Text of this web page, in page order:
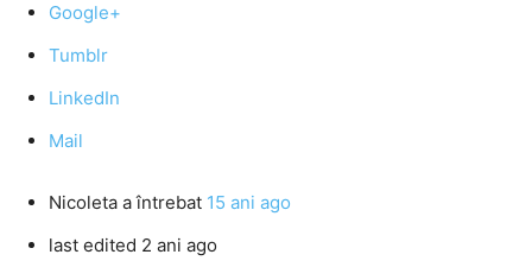
Google+
Tumblr
LinkedIn
Mail
Nicoleta a întrebat 15 ani ago
last edited 2 ani ago